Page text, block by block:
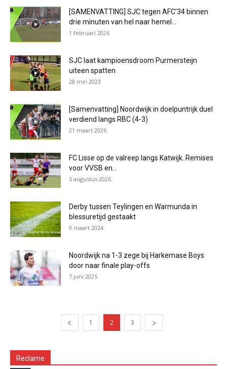
[SAMENVATTING] SJC tegen AFC’34 binnen
drie minuten van hel naar hemel...
1 februari 2026
SJC laat kampioensdroom Purmersteijn
uiteen spatten
28 mei 2023
[Samenvatting] Noordwijk in doelpuntrijk duel
verdiend langs RBC (4-3)
21 maart 2026
FC Lisse op de valreep langs Katwijk. Remises
voor VVSB en...
5 augustus 2026
Derby tussen Teylingen en Warmunda in
blessuretijd gestaakt
9 maart 2024
Noordwijk na 1-3 zege bij Harkemase Boys
door naar finale play-offs
7 juni 2025
1 2 3
Reclame